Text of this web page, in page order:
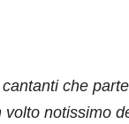
che
notissimo